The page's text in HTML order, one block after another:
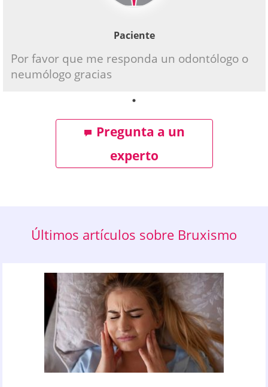
Paciente
Por favor que me responda un odontólogo o
neumólogo gracias
Pregunta a un
experto
Últimos artículos sobre Bruxismo